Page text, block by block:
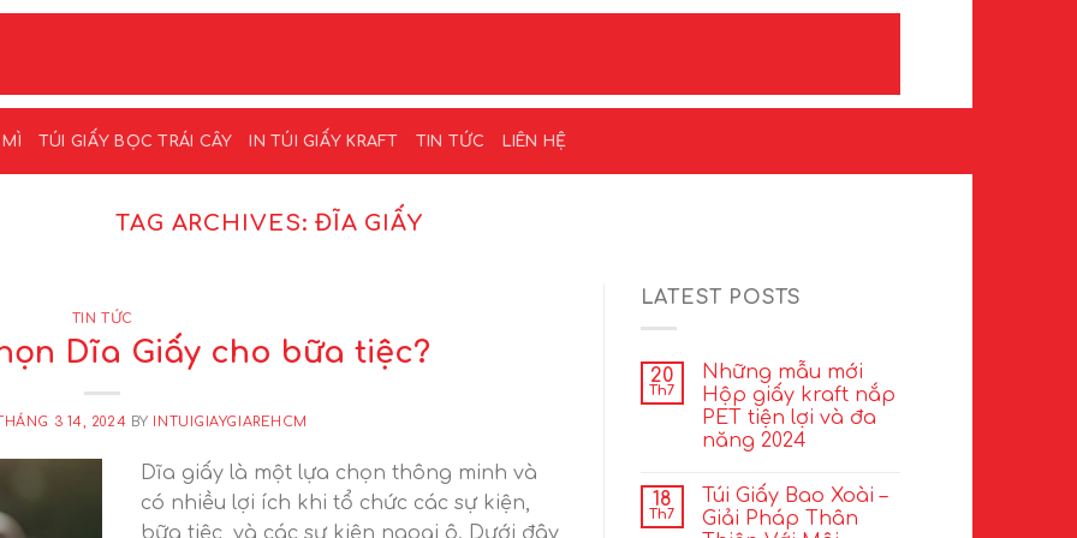
TÚI GIẤY BỌC TRÁI CÂY IN TÚI GIẤY KRAFT TIN TỨC LIÊN HỆ
TAG ARCHIVES: ĐĨA GIẤY
TIN TỨC
Dĩa Giấy cho bữa tiệc?
3 14, 2024 BY INTUIGIAYGIAREHCM
Dĩa giấy là một lựa chọn thông minh và
có nhiều lợi ích khi tổ chức các sự kiện,
bữa tiệc, và các sự kiện ngoại ô. Dưới đây
LATEST POSTS
20
Th7
Những mẫu mới
Hộp giấy kraft nắp
PET tiện lợi và đa
năng 2024
18
Th7
Túi Giấy Bao Xoài –
Giải Pháp Thân